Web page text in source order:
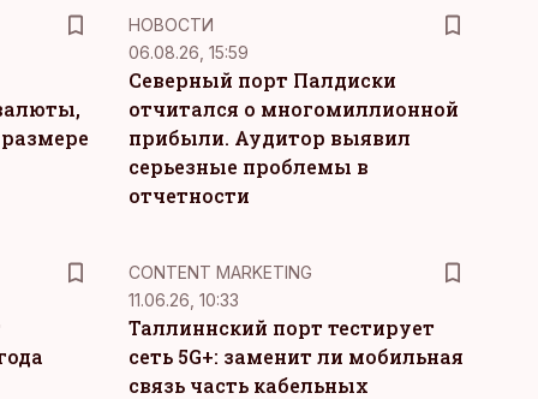
НОВОСТИ
06.08.26, 15:59
Северный порт Палдиски
отчитался о многомиллионной
прибыли. Аудитор выявил
серьезные проблемы в
отчетности
KM
CONTENT MARKETING
11.06.26, 10:33
Таллиннский порт тестирует
сеть 5G+: заменит ли мобильная
связь часть кабельных